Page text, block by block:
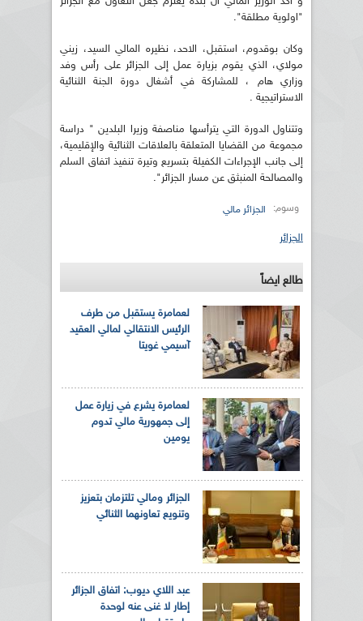
"اولوية مطلقة".
وكان بوقدوم، استقبل، الاحد، نظيره المالي السيد، زيني
مولاي، الذي يقوم بزيارة عمل إلى الجزائر على رأس وفد
وزاري هام ، للمشاركة في أشغال دورة الجنة الثنائية
الاستراتيجية .
وتتناول الدورة التي يترأسها مناصفة وزيرا البلدين " دراسة
مجموعة من القضايا المتعلقة بالعلاقات الثنائية والإقليمية،
إلى جانب الإجراءات الكفيلة بتسريع وتيرة تنفيذ اتفاق السلم
والمصالحة المنبثق عن مسار الجزائر".
وسوم: الجزائر مالي
الجزائر
طالع ايضاً
لعمامرة يستقبل من طرف
الرئيس الانتقالي لمالي العقيد
آسيمي غويتا
لعمامرة يشرع في زيارة عمل
إلى جمهورية مالي تدوم
يومين
الجزائر ومالي تلتزمان بتعزيز
وتنويع تعاونهما الثنائي
عبد اللاي ديوب: اتفاق الجزائر
إطار لا غنى عنه لوحدة